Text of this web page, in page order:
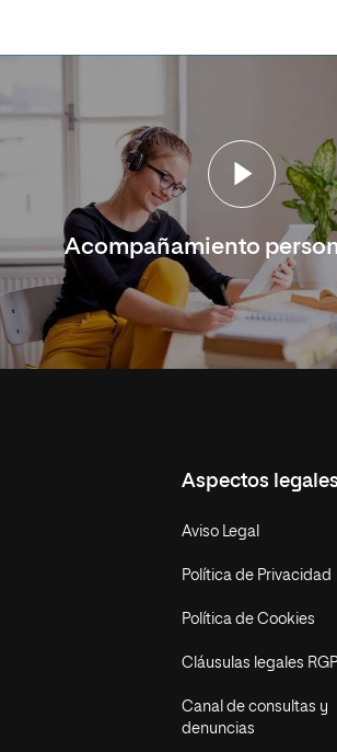
Acompañamiento
Aspectos legales
Aviso Legal
Política de Privacidad
Política de Cookies
Cláusulas legales
Canal de consultas y
denuncias